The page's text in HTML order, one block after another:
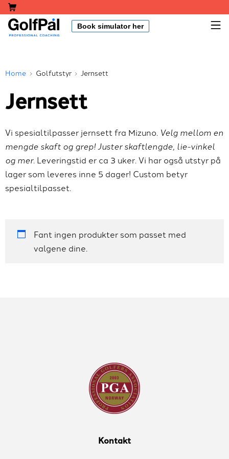
Skip
content
Shopping Cart
Book simulator her
Home Golfutstyr Jernsett
Jernsett
Vi spesialtilpasser jernsett fra Mizuno. Velg mellom en
mengde skaft og grep! Juster skaftlengde, lie-vinkel
og mer. Leveringstid er ca 3 uker. Vi har også utstyr på
lager som leveres inne 5 dager! Custom betyr
spesialtilpasset.
Fant ingen produkter som passet med
valgene dine.
Kontakt